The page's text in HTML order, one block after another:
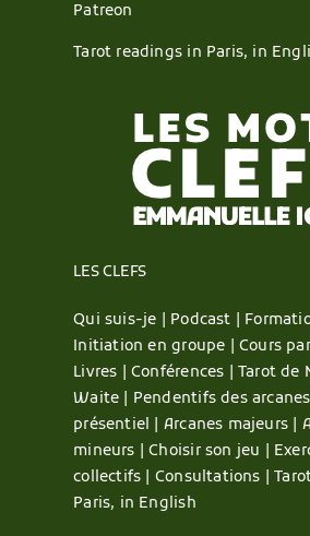
Patreon
Tarot readings in Paris, in
LES CLEFS
Qui suis-je | Podcast |
Initiation en groupe |Cours
Livres |Conférences |Tarot de
Waite | Pendentifs des
présentiel | Arcanes majeurs |
mineurs |Choisir son jeu |
collectifs | Consultations |
Paris, in English